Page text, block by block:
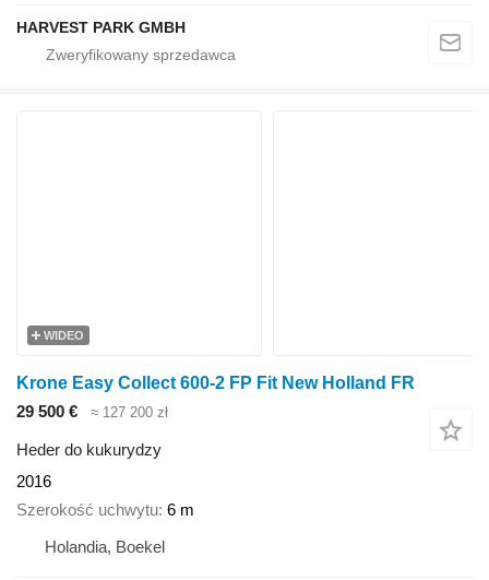
HARVEST PARK GMBH
WIDEO
Krone Easy Collect 600-2 FP Fit New Holland FR
29 500 €
≈ 127 200 zł
Heder do kukurydzy
2016
Szerokość uchwytu 6 m
Holandia, Boekel